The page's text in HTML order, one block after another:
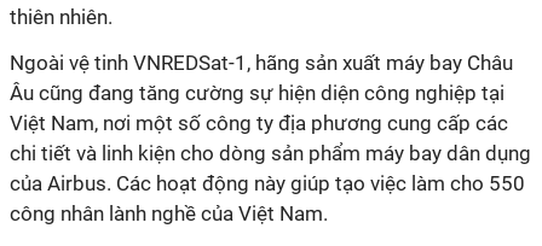
thiên nhiên.
Ngoài vệ tinh VNREDSat-1, hãng sản xuất máy bay Châu
Âu cũng đang tăng cường sự hiện diện công nghiệp tại
Việt Nam, nơi một số công ty địa phương cung cấp các
chi tiết và linh kiện cho dòng sản phẩm máy bay dân dụng
của Airbus. Các hoạt động này giúp tạo việc làm cho 550
công nhân lành nghề của Việt Nam.